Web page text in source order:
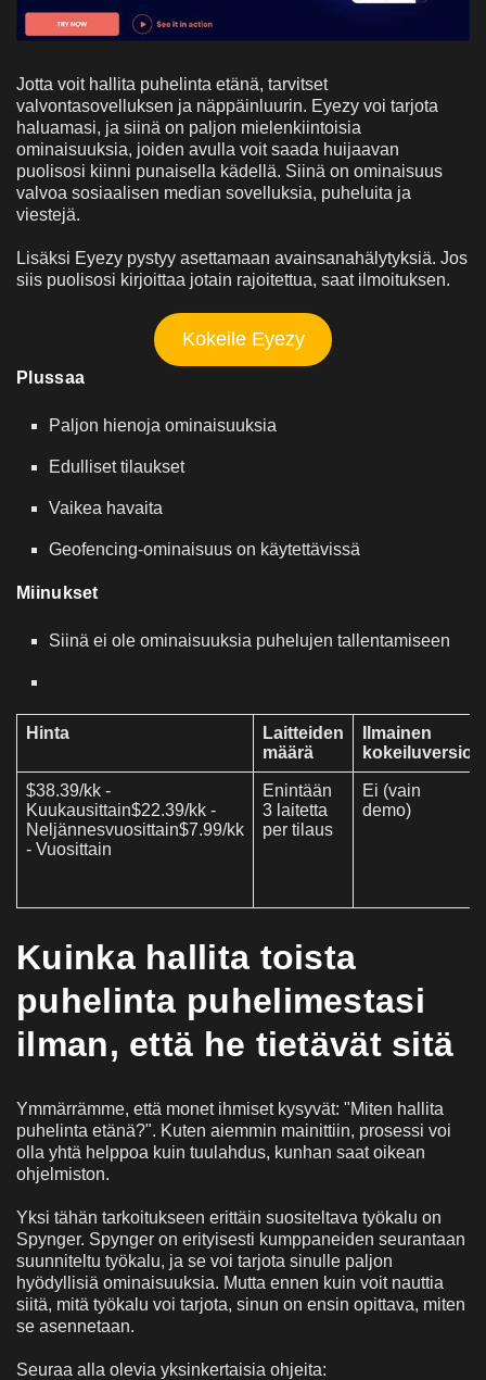
Jotta voit hallita puhelinta etänä, tarvitset
valvontasovelluksen ja näppäinluurin. Eyezy voi tarjota
haluamasi, ja siinä on paljon mielenkiintoisia
ominaisuuksia, joiden avulla voit saada huijaavan
puolisosi kiinni punaisella kädellä. Siinä on ominaisuus
valvoa sosiaalisen median sovelluksia, puheluita ja
viestejä.
Lisäksi Eyezy pystyy asettamaan avainsanahälytyksiä. Jos
siis puolisosi kirjoittaa jotain rajoitettua, saat ilmoituksen.
Kokeile Eyezy
Plussaa
Paljon hienoja ominaisuuksia
Edulliset tilaukset
Vaikea havaita
Geofencing-ominaisuus on käytettävissä
Miinukset
Siinä ei ole ominaisuuksia puhelujen tallentamiseen
Hinta
Laitteiden
määrä
Ilmainen
kokeiluversio
$38.39/kk -
Kuukausittain$22.39/kk -
Neljännesvuosittain$7.99/kk
- Vuosittain
Enintään
3 laitetta
per tilaus
Ei (vain
demo)
Kuinka hallita toista
puhelinta puhelimestasi
ilman, että he tietävät sitä
Ymmärrämme, että monet ihmiset kysyvät: "Miten hallita
puhelinta etänä?". Kuten aiemmin mainittiin, prosessi voi
olla yhtä helppoa kuin tuulahdus, kunhan saat oikean
ohjelmiston.
Yksi tähän tarkoitukseen erittäin suositeltava työkalu on
Spynger. Spynger on erityisesti kumppaneiden seurantaan
suunniteltu työkalu, ja se voi tarjota sinulle paljon
hyödyllisiä ominaisuuksia. Mutta ennen kuin voit nauttia
siitä, mitä työkalu voi tarjota, sinun on ensin opittava, miten
se asennetaan.
Seuraa alla olevia yksinkertaisia ohjeita: